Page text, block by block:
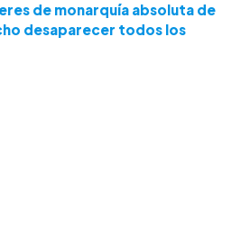
de monarquía absoluta de
desaparecer todos los